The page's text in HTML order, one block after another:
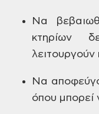
Να
κτηρίων
λειτουργούν
Να
όπου μπορεί